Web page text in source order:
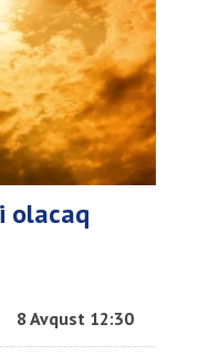
olacaq
8 Avqust 12:30